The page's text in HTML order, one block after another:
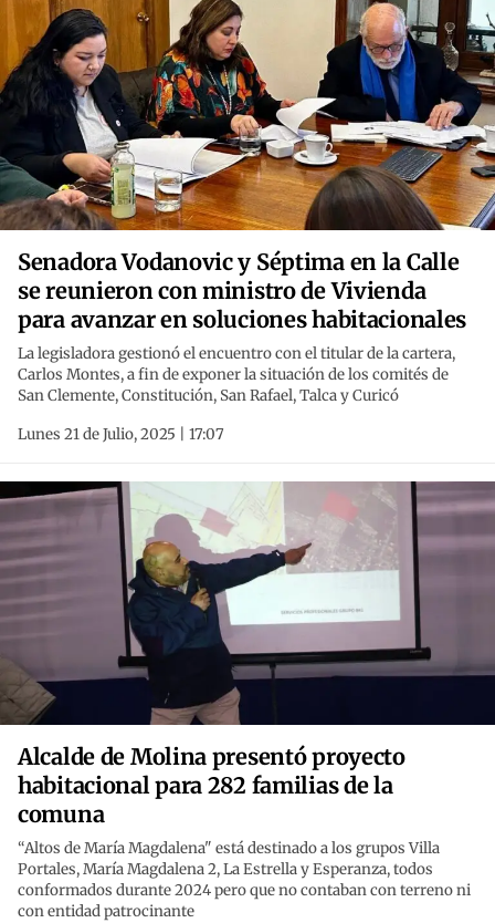
Senadora Vodanovic y Séptima en la Calle
se reunieron con ministro de Vivienda
para avanzar en soluciones habitacionales
La legisladora gestionó el encuentro con el titular de la cartera,
Carlos Montes, a fin de exponer la situación de los comités de
San Clemente, Constitución, San Rafael, Talca y Curicó
Lunes 21 de Julio, 2025 | 17:07
Alcalde de Molina presentó proyecto
habitacional para 282 familias de la
comuna
“Altos de María Magdalena" está destinado a los grupos Villa
Portales, María Magdalena 2, La Estrella y Esperanza, todos
conformados durante 2024 pero que no contaban con terreno ni
con entidad patrocinante